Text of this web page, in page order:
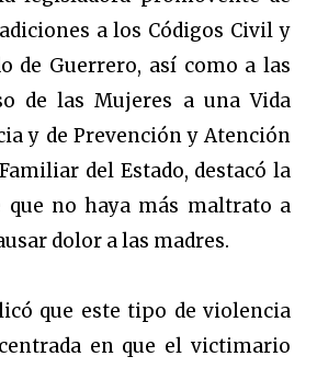
a los Códigos Civil y
de Guerrero, así como a las
de las Mujeres a una Vida
y de Prevención y Atención
del Estado, destacó la
que no haya más maltrato a
dolor a las madres.
que este tipo de violencia
en que el victimario